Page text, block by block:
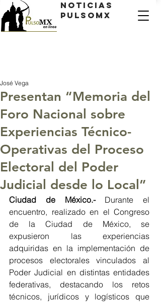
Noticias
PulsoMX
Presentan “Memoria del
Foro Nacional sobre
Experiencias Técnico-
Operativas del Proceso
Electoral del Poder
Judicial desde lo Local”
José Vega
Ciudad de México.- Durante el
encuentro, realizado en el Congreso
de la Ciudad de México, se
expusieron las experiencias
adquiridas en la implementación de
procesos electorales vinculados al
Poder Judicial en distintas entidades
federativas, destacando los retos
técnicos, jurídicos y logísticos que